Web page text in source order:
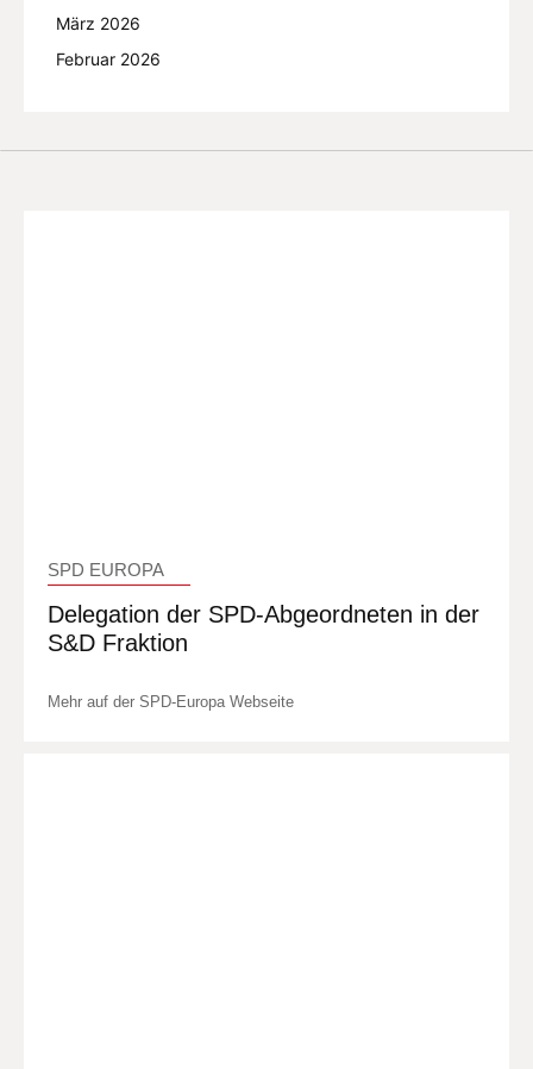
März 2026
Februar 2026
SPD EUROPA
Delegation der SPD-Abgeordneten in der
S&D Fraktion
Mehr auf der SPD-Europa Webseite